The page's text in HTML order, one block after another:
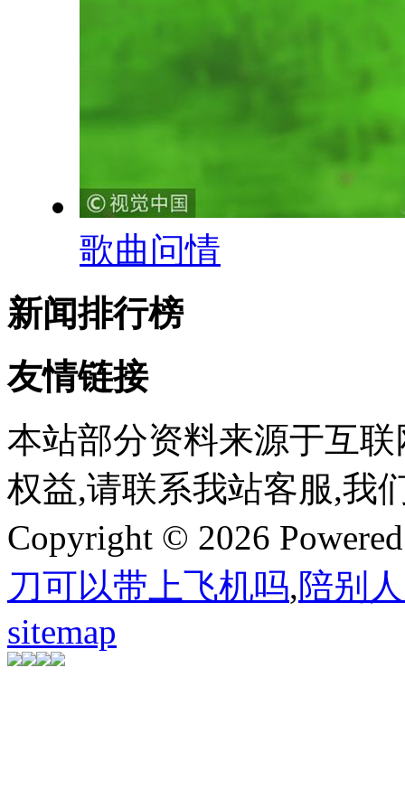
歌曲问情
新闻排行榜
友情链接
本站部分资料来源于互
权益,请联系我站客服,我
Copyright © 2026
刀可以带上飞机吗,陪别
sitemap